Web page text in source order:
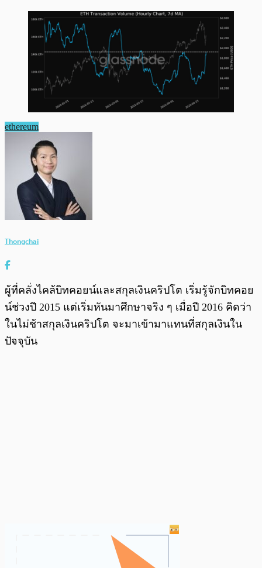
ethereum
Thongchai
ผู้ที่คลั่งไคล้บิทคอยน์และสกุลเงินคริปโต เริ่มรู้จักบิทคอย
น์ช่วงปี 2015 แต่เริ่มหันมาศึกษาจริง ๆ เมื่อปี 2016 คิดว่า
ในไม่ช้าสกุลเงินคริปโต จะมาเข้ามาแทนที่สกุลเงินใน
ปัจจุบัน